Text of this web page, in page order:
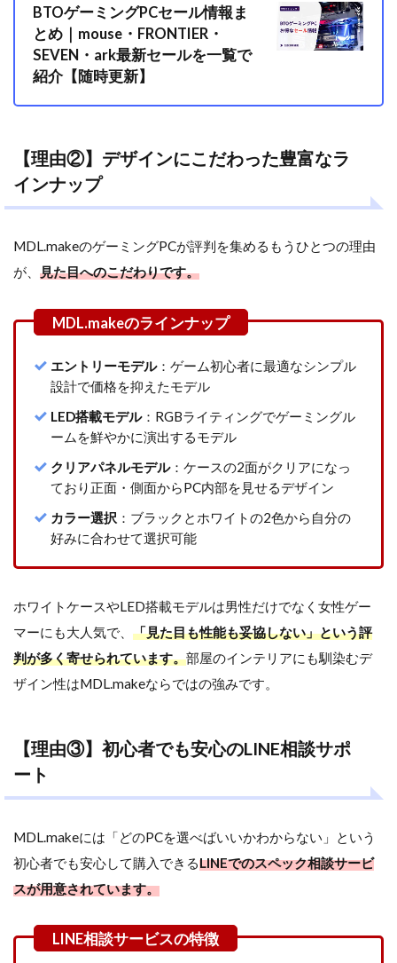
すめ
3
MDL.make
おすすめ
【2026年
版】
3.1
視】
Ryzen
× RTX
5060
3.2
【AMD最
パ】
Ryzen 9
× RX
9070 XT
3.3
【最高峰
9950X3D
× RTX
5090
【Intel ×
ランスモ
デル】
14700KF
3.5
【特
別仕
本格
水冷
BTOゲーミングPCセール情報ま
とめ｜mouse・FRONTIER・
SEVEN・ark最新セールを一覧で
紹介【随時更新】
【理由②】デザインにこだわった豊富なラ
インナップ
MDL.makeのゲーミングPCが評判を集めるもうひとつの理由
が、 見た目へのこだわりです。
エントリーモデル：ゲーム初心者に最適なシンプル
設計で価格を抑えたモデル
LED搭載モデル：RGBライティングでゲーミングル
ームを鮮やかに演出するモデル
クリアパネルモデル：ケースの2面がクリアになっ
ており正面・側面からPC内部を見せるデザイン
カラー選択 ：ブラックとホワイトの2色から自分の
好みに合わせて選択可能
ホワイトケースやLED搭載モデルは男性だけでなく女性ゲー
マーにも大人気で、 「見た目も性能も妥協しない」という評
判が多く寄せられています。部屋のインテリアにも馴染むデ
ザイン性はMDL.makeならではの強みです。
【理由③】初心者でも安心のLINE相談サポ
ート
MDL.makeには「どのPCを選べばいいかわからない」という
初心者でも安心して購入できるLINEでのスペック相談サービ
スが用意されています。